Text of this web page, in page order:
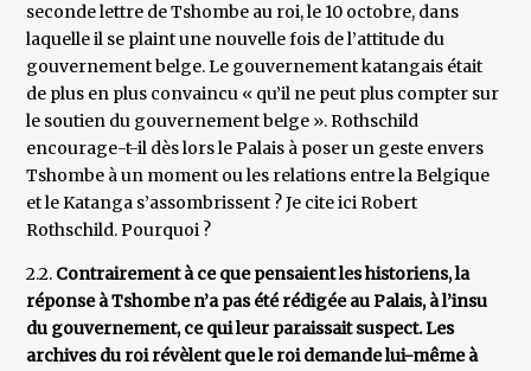
seconde lettre de Tshombe au roi, le 10 octobre, dans
laquelle il se plaint une nouvelle fois de l’attitude du
gouvernement belge. Le gouvernement katangais était
de plus en plus convaincu « qu’il ne peut plus compter sur
le soutien du gouvernement belge ». Rothschild
encourage-t-il dès lors le Palais à poser un geste envers
Tshombe à un moment ou les relations entre la Belgique
et le Katanga s’assombrissent ? Je cite ici Robert
Rothschild. Pourquoi ?
2.2. Contrairement à ce que pensaient les historiens, la
réponse à Tshombe n’a pas été rédigée au Palais, à l’insu
du gouvernement, ce qui leur paraissait suspect. Les
archives du roi révèlent que le roi demande lui-même à